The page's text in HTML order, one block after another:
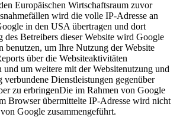
Europäischen Wirtschaftsraum zuvor
wird die volle IP-Adresse an
in den USA übertragen und dort
des Betreibers dieser Website wird Google
benutzen, um Ihre Nutzung der Website
über die Websiteaktivitäten
und um weitere mit der Websitenutzung und
verbundene Dienstleistungen gegenüber
zu erbringenDie im Rahmen von Google
Browser übermittelte IP-Adresse wird nicht
Google zusammengeführt.